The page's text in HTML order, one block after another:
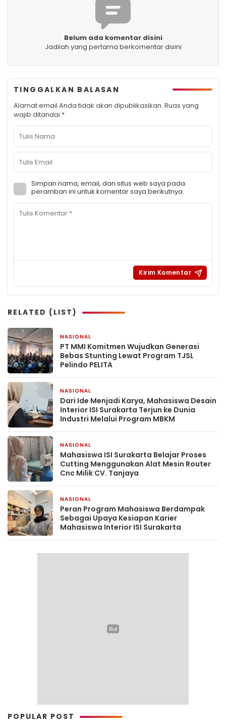
Belum ada komentar disini
Jadilah yang pertama berkomentar disini
TINGGALKAN BALASAN
Alamat email Anda tidak akan dipublikasikan. Ruas yang
wajib ditandai *
Simpan nama, email, dan situs web saya pada
peramban ini untuk komentar saya berikutnya.
RELATED (LIST)
NASIONAL
PT MMI Komitmen Wujudkan Generasi
Bebas Stunting Lewat Program TJSL
Pelindo PELITA
NASIONAL
Dari Ide Menjadi Karya, Mahasiswa Desain
Interior ISI Surakarta Terjun ke Dunia
Industri Melalui Program MBKM
NASIONAL
Mahasiswa ISI Surakarta Belajar Proses
Cutting Menggunakan Alat Mesin Router
Cnc Milik CV. Tanjaya
NASIONAL
Peran Program Mahasiswa Berdampak
Sebagai Upaya Kesiapan Karier
Mahasiswa Interior ISI Surakarta
POPULAR POST